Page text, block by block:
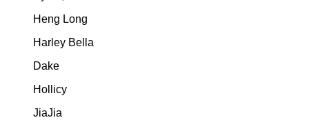
Heng Long
Harley Bella
Dake
Hollicy
JiaJia